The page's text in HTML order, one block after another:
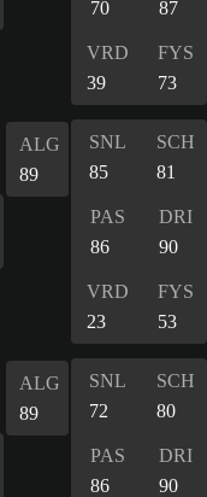
70
87
VRD
39
FYS
73
ALG
89
SNL
85
SCH
81
PAS
86
DRI
90
VRD
23
FYS
53
ALG
89
SNL
72
SCH
80
PAS
86
DRI
90